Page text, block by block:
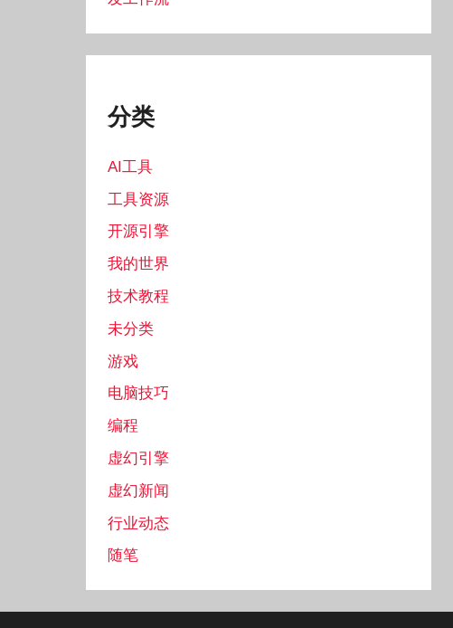
分类
AI工具
工具资源
开源引擎
我的世界
技术教程
未分类
游戏
电脑技巧
编程
虚幻引擎
虚幻新闻
行业动态
随笔